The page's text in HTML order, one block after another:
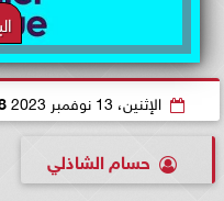
الإثنين، 13 نوفمبر 2023
حسام الشاذلي